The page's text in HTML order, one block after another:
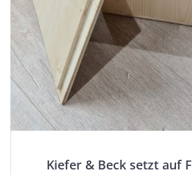
Kiefer & Beck setzt auf